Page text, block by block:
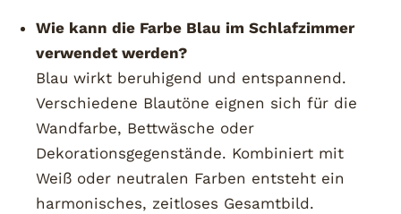
Wie kann die Farbe Blau im Schlafzimmer
verwendet werden?
Blau wirkt beruhigend und entspannend.
Verschiedene Blautöne eignen sich für die
Wandfarbe, Bettwäsche oder
Dekorationsgegenstände. Kombiniert mit
Weiß oder neutralen Farben entsteht ein
harmonisches, zeitloses Gesamtbild.